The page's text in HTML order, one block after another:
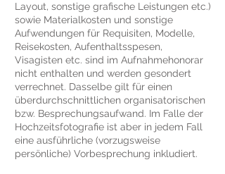
Layout, sonstige grafische Leistungen etc.)
sowie Materialkosten und sonstige
Aufwendungen für Requisiten, Modelle,
Reisekosten, Aufenthaltsspesen,
Visagisten etc. sind im Aufnahmehonorar
nicht enthalten und werden gesondert
verrechnet. Dasselbe gilt für einen
überdurchschnittlichen organisatorischen
bzw. Besprechungsaufwand. Im Falle der
Hochzeitsfotografie ist aber in jedem Fall
eine ausführliche (vorzugsweise
persönliche) Vorbesprechung inkludiert.